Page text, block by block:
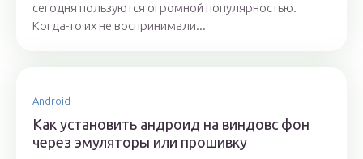
сегодня пользуются огромной популярностью.
Когда-то их не воспринимали...
Android
Как установить андроид на виндовс фон
через эмуляторы или прошивку